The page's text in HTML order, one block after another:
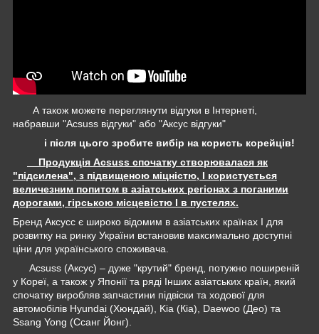
А також можете переглянути відгуки в Інтернеті,
набравши "Acsuss відгуки" або "Аксус відгуки"
і після цього зробите вибір на користь корейців!
Продукція Acsuss спочатку створювалася як
"підсилена", з підвищеною міцністю, І користується
величезним попитом в азіатських регіонах з поганими
дорогами, гірською місцевістю І в пустелях.
Бренд Аксусс є широко відомим в азіатських країнах І для
розвитку на ринку України встановив максимально доступні
ціни для українського споживача.
Acsuss (Аксус) – дуже "крутий" бренд, потужно поширеній
у Кореї, а також у Японії та ряді Інших азіатських країн, який
спочатку виробляв запчастини підвіски та ходової для
автомобілів Hyundai (Хюндай), Kia (Кіа), Daewoo (Део) та
Ssang Yong (Ссанг Йонг).